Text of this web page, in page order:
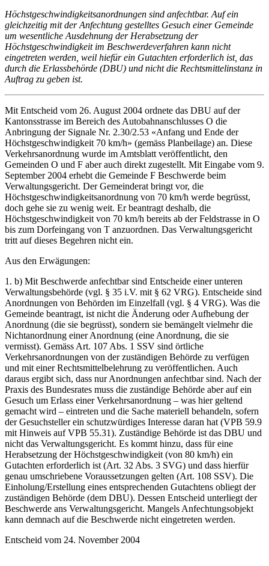
Höchstgeschwindigkeitsanordnungen sind anfechtbar. Auf ein
gleichzeitig mit der Anfechtung gestelltes Gesuch einer Gemeinde
um wesentliche Ausdehnung der Herabsetzung der
Höchstgeschwindigkeit im Beschwerdeverfahren kann nicht
eingetreten werden, weil hiefür ein Gutachten erforderlich ist, das
durch die Erlassbehörde (DBU) und nicht die Rechtsmittelinstanz in
Auftrag zu geben ist.
Mit Entscheid vom 26. August 2004 ordnete das DBU auf der
Kantonsstrasse im Bereich des Autobahnanschlusses O die
Anbringung der Signale Nr. 2.30/2.53 «Anfang und Ende der
Höchstgeschwindigkeit 70 km/h» (gemäss Planbeilage) an. Diese
Verkehrsanordnung wurde im Amtsblatt veröffentlicht, den
Gemeinden O und F aber auch direkt zugestellt. Mit Eingabe vom 9.
September 2004 erhebt die Gemeinde F Beschwerde beim
Verwaltungsgericht. Der Gemeinderat bringt vor, die
Höchstgeschwindigkeitsanordnung von 70 km/h werde begrüsst,
doch gehe sie zu wenig weit. Er beantragt deshalb, die
Höchstgeschwindigkeit von 70 km/h bereits ab der Feldstrasse in O
bis zum Dorfeingang von T anzuordnen. Das Verwaltungsgericht
tritt auf dieses Begehren nicht ein.
Aus den Erwägungen:
1. b) Mit Beschwerde anfechtbar sind Entscheide einer unteren
Verwaltungsbehörde (vgl. § 35 i.V. mit § 62 VRG). Entscheide sind
Anordnungen von Behörden im Einzelfall (vgl. § 4 VRG). Was die
Gemeinde beantragt, ist nicht die Änderung oder Aufhebung der
Anordnung (die sie begrüsst), sondern sie bemängelt vielmehr die
Nichtanordnung einer Anordnung (eine Anordnung, die sie
vermisst). Gemäss Art. 107 Abs. 1 SSV sind örtliche
Verkehrsanordnungen von der zuständigen Behörde zu verfügen
und mit einer Rechtsmittelbelehrung zu veröffentlichen. Auch
daraus ergibt sich, dass nur Anordnungen anfechtbar sind. Nach der
Praxis des Bundesrates muss die zuständige Behörde aber auf ein
Gesuch um Erlass einer Verkehrsanordnung – was hier geltend
gemacht wird – eintreten und die Sache materiell behandeln, sofern
der Gesuchsteller ein schutzwürdiges Interesse daran hat (VPB 59.9
mit Hinweis auf VPB 55.31). Zuständige Behörde ist das DBU und
nicht das Verwaltungsgericht. Es kommt hinzu, dass für eine
Herabsetzung der Höchstgeschwindigkeit (von 80 km/h) ein
Gutachten erforderlich ist (Art. 32 Abs. 3 SVG) und dass hierfür
genau umschriebene Voraussetzungen gelten (Art. 108 SSV). Die
Einholung/Erstellung eines entsprechenden Gutachtens obliegt der
zuständigen Behörde (dem DBU). Dessen Entscheid unterliegt der
Beschwerde ans Verwaltungsgericht. Mangels Anfechtungsobjekt
kann demnach auf die Beschwerde nicht eingetreten werden.
Entscheid vom 24. November 2004